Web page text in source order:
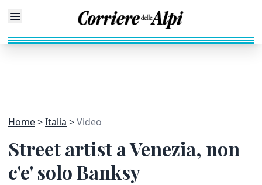
Home Italia Video
Street artist a Venezia, non
c'e' solo Banksy